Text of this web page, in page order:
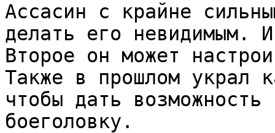
Ассасин с крайне
делать его невидимым.
Второе он может
Также в прошлом украл
чтобы дать возможность
боеголовку.